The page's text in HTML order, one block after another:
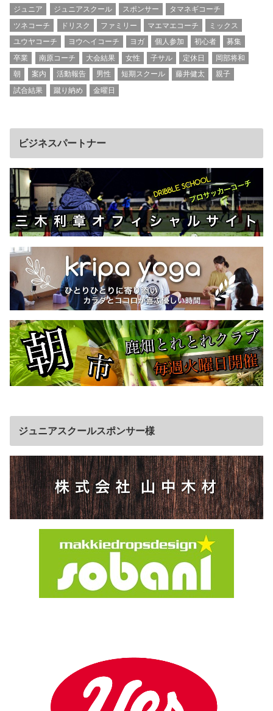
ジュニア
ジュニアスクール スポンサー
タマネギコーチ
ツネコーチ
ドリスク ファミリー マエマエコーチ
ミックス
ユウヤコーチ
ヨウヘイコーチ ヨガ 個人参加 初心者
募集
卒業
南原コーチ 大会結果 女性 子サル 定休日
岡部将和
朝
案内 活動報告 男性 短期スクール 藤井健太
親子
試合結果
蹴り納め 金曜日
ビジネスパートナー
ジュニアスクールスポンサー様